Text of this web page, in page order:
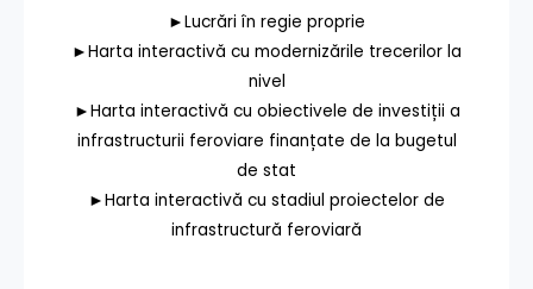
►Lucrări în regie proprie
►Harta interactivă cu modernizările trecerilor la
nivel
►Harta interactivă cu obiectivele de investiții a
infrastructurii feroviare finanțate de la bugetul
de stat
►Harta interactivă cu stadiul proiectelor de
infrastructură feroviară